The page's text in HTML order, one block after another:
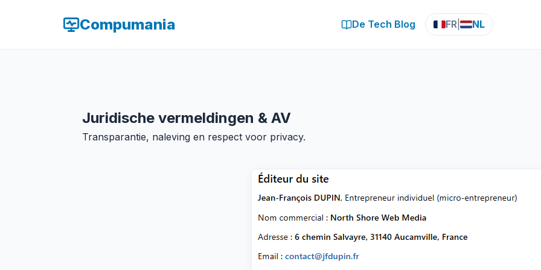
Compumania De Tech Blog FR NL
Juridische vermeldingen & AV
Transparantie, naleving en respect voor privacy.